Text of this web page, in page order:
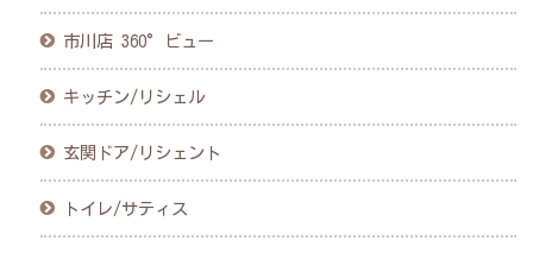
市川店 360°ビュー
キッチン/リシェル
玄関ドア/リシェント
トイレ/サティス